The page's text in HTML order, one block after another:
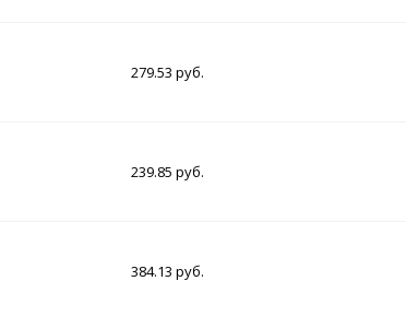
279.53 руб.
239.85 руб.
384.13 руб.